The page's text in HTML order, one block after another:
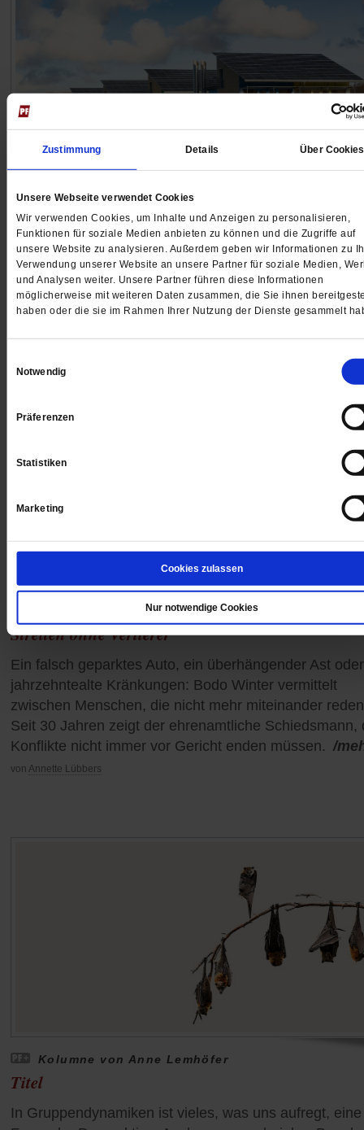
Zustimmung Details Über Cookies
Unsere Webseite verwendet Cookies
Wir verwenden Cookies, um Inhalte und Anzeigen zu personalisieren,
Funktionen für soziale Medien anbieten zu können und die Zugriffe auf
unsere Website zu analysieren. Außerdem geben wir Informationen zu
Verwendung unserer Website an unsere Partner für soziale Medien,
und Analysen weiter. Unsere Partner führen diese Informationen
möglicherweise mit weiteren Daten zusammen, die Sie ihnen
haben oder die sie im Rahmen Ihrer Nutzung der Dienste gesammelt
Notwendig
Präferenzen
Statistiken
Marketing
Cookies zulassen
Nur notwendige Cookies
Solarstrom vom Dach nicht mehr fördern?
Die Bundesregierung plant, dass es für kleine
Photovoltaik-Anlagen ab 2027 keine
mehr gibt. Ein richtiger Schritt? Machen Sie mit bei
unserem Pro und Contra. /mehr
Streiten ohne Verlierer
Ein falsch geparktes Auto, ein überhängender Ast oder
jahrzehntealte Kränkungen: Bodo Winter vermittelt
zwischen Menschen, die nicht mehr miteinander
Seit 30 Jahren zeigt der ehrenamtliche Schiedsmann,
Konflikte nicht immer vor Gericht enden müssen. /
von Annette Lübbers
Kolumne von Anne Lemhöfer
Titel
In Gruppendynamiken ist vieles, was uns aufregt, eine